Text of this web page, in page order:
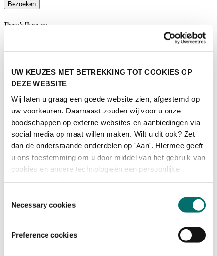
UW KEUZES MET BETREKKING TOT COOKIES OP
DEZE WEBSITE
Wij laten u graag een goede website zien, afgestemd op
uw voorkeuren. Daarnaast zouden wij voor u onze
boodschappen op externe websites en aanbiedingen via
social media op maat willen maken. Wilt u dit ook? Zet
dan de onderstaande onderdelen op 'Aan'. Hiermee geeft
u ons toestemming om u door middel van het gebruik van
cookies en andere technologieën een persoonlijke
Necessary cookies
Preference cookies
Bezoeken
Thema's Horecava
Terugblik
Exposantenlijst
Plattegrond
Bezoekersinformatie
Tickets
Bezoekersinformatie
Bereikbaarheid Horecava
Veelgestelde Vragen
TICKETS HORECAVA
Over Horecava